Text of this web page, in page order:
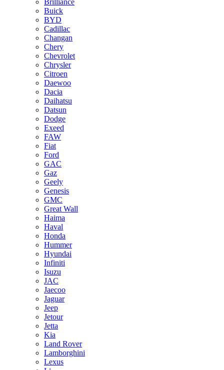
Brilliance
Buick
BYD
Cadillac
Changan
Chery
Chevrolet
Chrysler
Citroen
Daewoo
Dacia
Daihatsu
Datsun
Dodge
Exeed
FAW
Fiat
Ford
GAC
Gaz
Geely
Genesis
GMC
Great Wall
Haima
Haval
Honda
Hummer
Hyundai
Infiniti
Isuzu
JAC
Jaecoo
Jaguar
Jeep
Jetour
Jetta
Kia
Land Rover
Lamborghini
Lexus